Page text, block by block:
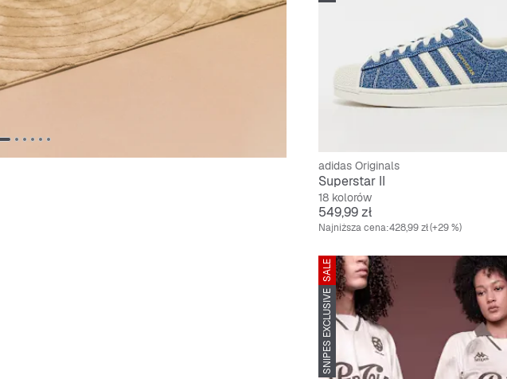
adidas Originals
Superstar II
18 kolorów
Cena
549,99 zł
Najniższa cena:428,99 zł(+29 %)
SALE
SNIPES EXCLUSIVE